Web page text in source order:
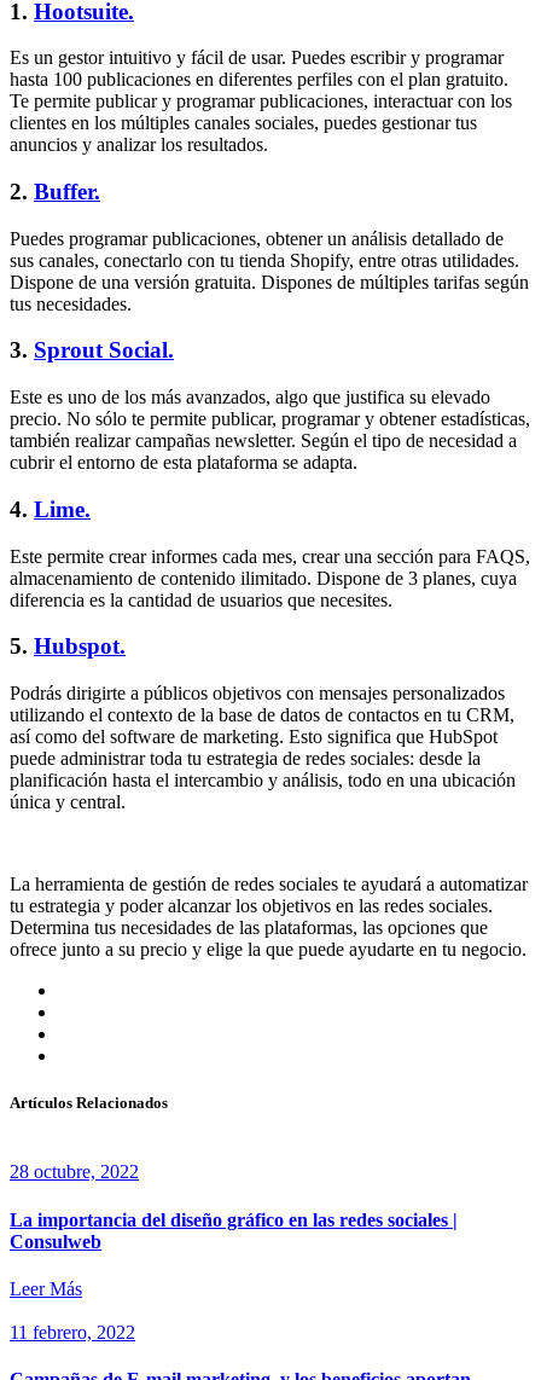
1. Hootsuite.
Es un gestor intuitivo y fácil de usar. Puedes escribir y programar
hasta 100 publicaciones en diferentes perfiles con el plan gratuito.
Te permite publicar y programar publicaciones, interactuar con los
clientes en los múltiples canales sociales, puedes gestionar tus
anuncios y analizar los resultados.
2. Buffer.
Puedes programar publicaciones, obtener un análisis detallado de
sus canales, conectarlo con tu tienda Shopify, entre otras utilidades.
Dispone de una versión gratuita. Dispones de múltiples tarifas según
tus necesidades.
3. Sprout Social.
Este es uno de los más avanzados, algo que justifica su elevado
precio. No sólo te permite publicar, programar y obtener estadísticas,
también realizar campañas newsletter. Según el tipo de necesidad a
cubrir el entorno de esta plataforma se adapta.
4. Lime.
Este permite crear informes cada mes, crear una sección para FAQS,
almacenamiento de contenido ilimitado. Dispone de 3 planes, cuya
diferencia es la cantidad de usuarios que necesites.
5. Hubspot.
Podrás dirigirte a públicos objetivos con mensajes personalizados
utilizando el contexto de la base de datos de contactos en tu CRM,
así como del software de marketing. Esto significa que HubSpot
puede administrar toda tu estrategia de redes sociales: desde la
planificación hasta el intercambio y análisis, todo en una ubicación
única y central.
La herramienta de gestión de redes sociales te ayudará a automatizar
tu estrategia y poder alcanzar los objetivos en las redes sociales.
Determina tus necesidades de las plataformas, las opciones que
ofrece junto a su precio y elige la que puede ayudarte en tu negocio.
Artículos Relacionados
28 octubre, 2022
La importancia del diseño gráfico en las redes sociales |
Consulweb
Leer Más
11 febrero, 2022